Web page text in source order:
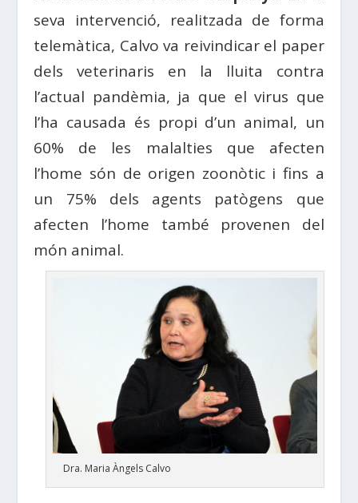
seva intervenció, realitzada de forma
telemàtica, Calvo va reivindicar el paper
dels veterinaris en la lluita contra
l’actual pandèmia, ja que el virus que
l’ha causada és propi d’un animal, un
60% de les malalties que afecten
l’home són de origen zoonòtic i fins a
un 75% dels agents patògens que
afecten l’home també provenen del
món animal.
Dra. Maria Àngels Calvo